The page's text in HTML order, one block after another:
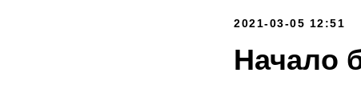
2021-03-05 12:51
Начало